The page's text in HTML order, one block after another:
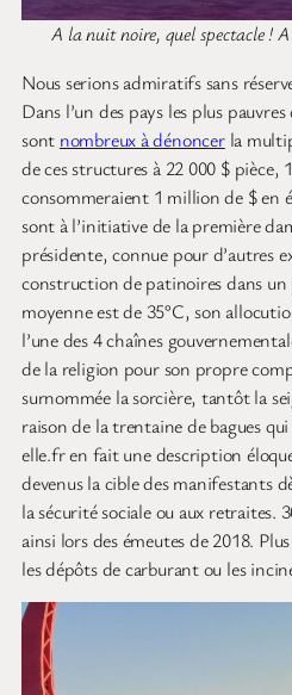
A la nuit noire, quel spectacle !
Nous serions admiratifs sans
Dans l’un des pays les plus
sont nombreux à dénoncerla
de ces structures à 22 000 $ pièce,
consommeraient 1 million de $ en
sont à l’initiative de la première
présidente, connue pour d’autres
construction de patinoires dans
moyenne est de 35°C, son
l’une des 4 chaînes
de la religion pour son propre
surnommée la sorcière, tantôt la
raison de la trentaine de bagues
elle.fr en fait une description
devenus la cible des manifestants
la sécurité sociale ou aux retraites.
ainsi lors des émeutes de 2018.
les dépôts de carburant ou les